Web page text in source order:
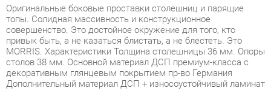
привык быть, а не казаться блистать, а не блестеть. Это
MORRIS. Характеристики Толщина столешницы 36 мм. Опоры
столов 38 мм. Основной материал ДСП премиум-класса с
декоративным глянцевым покрытием пр-во Германия
Дополнительный материал ДСП + износоустойчивый ламинат
с пропиткой меламиновыми смолами пр-во Польша Защита
торцевых поверхностей кромка ПВХ, толщина 2 мм. пр-во
Германия Лицевая фурнитура Материал металл, цвет